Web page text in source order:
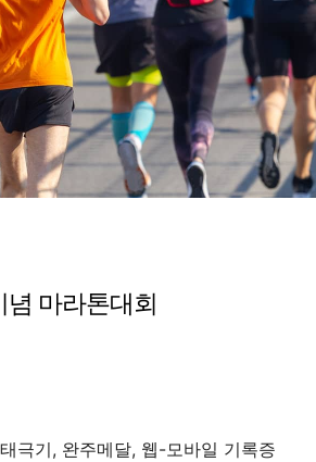
념 마라톤대회
극기, 완주메달, 웹-모바일 기록증